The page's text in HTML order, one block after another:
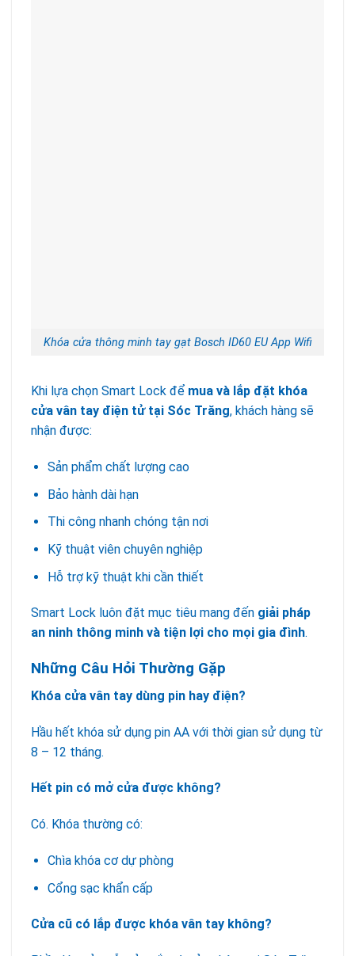
Khóa cửa thông minh tay gạt Bosch ID60 EU App Wifi
Khi lựa chọn Smart Lock để mua và lắp đặt khóa
cửa vân tay điện tử tại Sóc Trăng, khách hàng sẽ
nhận được:
Sản phẩm chất lượng cao
Bảo hành dài hạn
Thi công nhanh chóng tận nơi
Kỹ thuật viên chuyên nghiệp
Hỗ trợ kỹ thuật khi cần thiết
Smart Lock luôn đặt mục tiêu mang đến giải pháp
an ninh thông minh và tiện lợi cho mọi gia đình.
Những Câu Hỏi Thường Gặp
Khóa cửa vân tay dùng pin hay điện?
Hầu hết khóa sử dụng pin AA với thời gian sử dụng từ
8 – 12 tháng.
Hết pin có mở cửa được không?
Có. Khóa thường có:
Chìa khóa cơ dự phòng
Cổng sạc khẩn cấp
Cửa cũ có lắp được khóa vân tay không?